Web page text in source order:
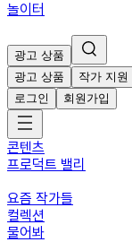
놀이터
광고 상품
광고 상품
작가 지원
로그인
회원가입
콘텐츠
프로덕트 밸리
요즘 작가들
컬렉션
물어봐